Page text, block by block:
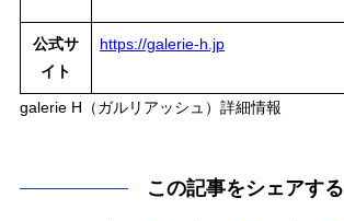
公式サ
イト
https://galerie-h.jp
galerie H（ガルリアッシュ）詳細情報
この記事をシェアする